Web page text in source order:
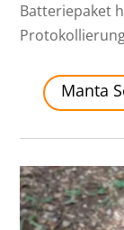
Batteriepaket
Manta